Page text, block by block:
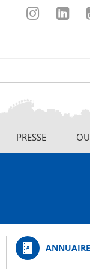
InstagramLinkedin
PRESSE
ANNUAIRE